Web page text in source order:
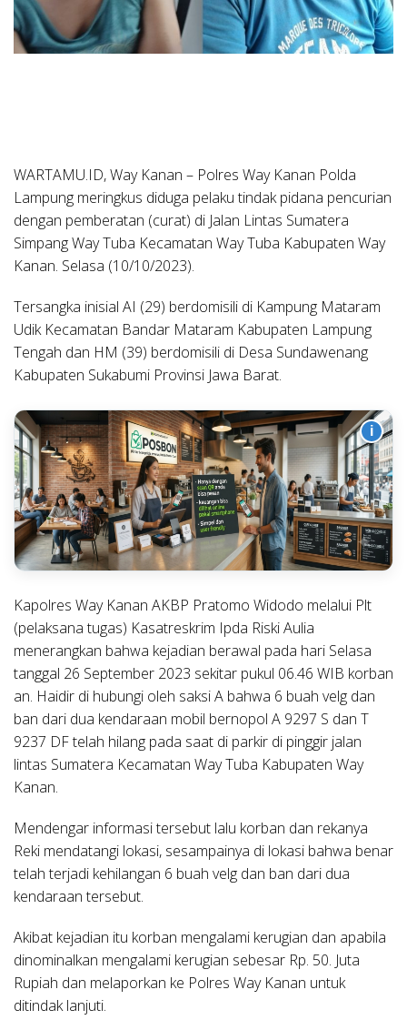
WARTAMU.ID, Way Kanan – Polres Way Kanan Polda
Lampung meringkus diduga pelaku tindak pidana pencurian
dengan pemberatan (curat) di Jalan Lintas Sumatera
Simpang Way Tuba Kecamatan Way Tuba Kabupaten Way
Kanan. Selasa (10/10/2023).
Tersangka inisial AI (29) berdomisili di Kampung Mataram
Udik Kecamatan Bandar Mataram Kabupaten Lampung
Tengah dan HM (39) berdomisili di Desa Sundawenang
Kabupaten Sukabumi Provinsi Jawa Barat.
i
Kapolres Way Kanan AKBP Pratomo Widodo melalui Plt
(pelaksana tugas) Kasatreskrim Ipda Riski Aulia
menerangkan bahwa kejadian berawal pada hari Selasa
tanggal 26 September 2023 sekitar pukul 06.46 WIB korban
an. Haidir di hubungi oleh saksi A bahwa 6 buah velg dan
ban dari dua kendaraan mobil bernopol A 9297 S dan T
9237 DF telah hilang pada saat di parkir di pinggir jalan
lintas Sumatera Kecamatan Way Tuba Kabupaten Way
Kanan.
Mendengar informasi tersebut lalu korban dan rekanya
Reki mendatangi lokasi, sesampainya di lokasi bahwa benar
telah terjadi kehilangan 6 buah velg dan ban dari dua
kendaraan tersebut.
Akibat kejadian itu korban mengalami kerugian dan apabila
dinominalkan mengalami kerugian sebesar Rp. 50. Juta
Rupiah dan melaporkan ke Polres Way Kanan untuk
ditindak lanjuti.